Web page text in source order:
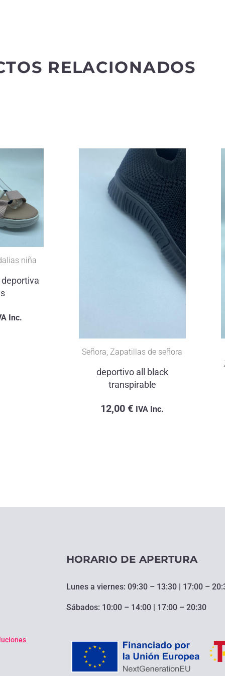
RELACIONADOS
niña
Inc.
Señora Zapatillas de señora
deportivo all black
transpirable
12,00€ IVA Inc.
HORARIO DE APERTURA
Lunes a viernes: 09:30 – 13:30 | 17:00 –
Sábados: 10:00 – 14:00 | 17:00 – 20:30